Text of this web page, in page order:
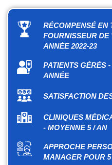
RÉCOMPENSÉ EN
FOURNISSEUR
ANNÉE 2022-23
PATIENTS GÉRÉS
ANNÉE
SATISFACTION
CLINIQUES
- MOYENNE 5 / AN
APPROCHE
MANAGER POUR